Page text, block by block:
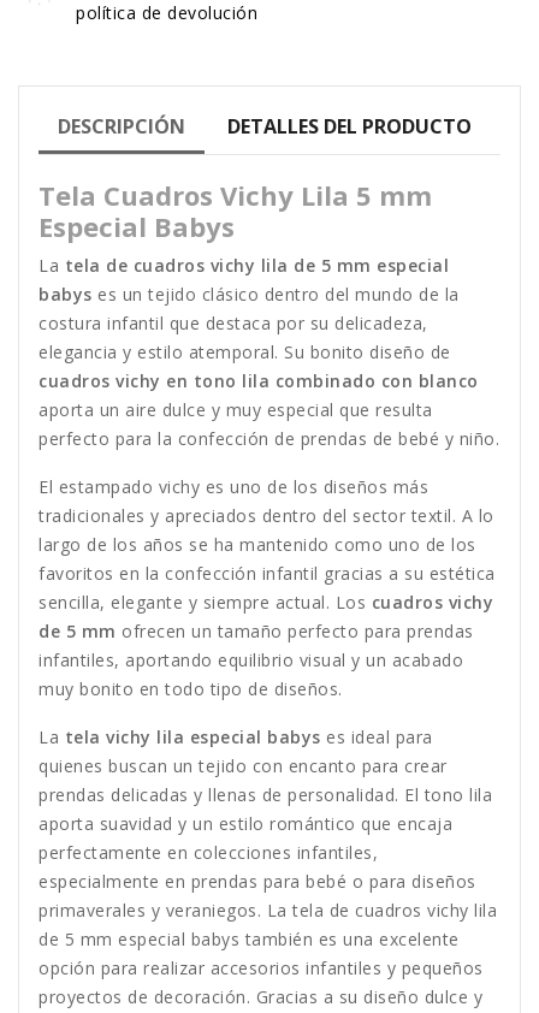
política de devolución
DESCRIPCIÓN DETALLES DEL PRODUCTO
Tela Cuadros Vichy Lila 5 mm
Especial Babys
La tela de cuadros vichy lila de 5 mm especial
babys es un tejido clásico dentro del mundo de la
costura infantil que destaca por su delicadeza,
elegancia y estilo atemporal. Su bonito diseño de
cuadros vichy en tono lila combinado con blanco
aporta un aire dulce y muy especial que resulta
perfecto para la confección de prendas de bebé y niño.
El estampado vichy es uno de los diseños más
tradicionales y apreciados dentro del sector textil. A lo
largo de los años se ha mantenido como uno de los
favoritos en la confección infantil gracias a su estética
sencilla, elegante y siempre actual. Los cuadros vichy
de 5 mm ofrecen un tamaño perfecto para prendas
infantiles, aportando equilibrio visual y un acabado
muy bonito en todo tipo de diseños.
La tela vichy lila especial babys es ideal para
quienes buscan un tejido con encanto para crear
prendas delicadas y llenas de personalidad. El tono lila
aporta suavidad y un estilo romántico que encaja
perfectamente en colecciones infantiles,
especialmente en prendas para bebé o para diseños
primaverales y veraniegos. La tela de cuadros vichy lila
de 5 mm especial babys también es una excelente
opción para realizar accesorios infantiles y pequeños
proyectos de decoración. Gracias a su diseño dulce y